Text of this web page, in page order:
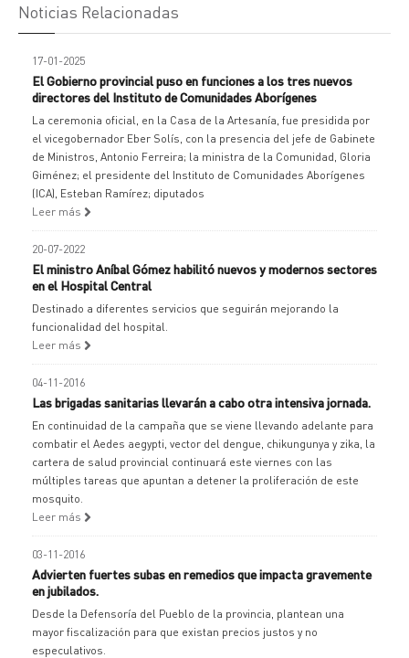
Noticias Relacionadas
17-01-2025
El Gobierno provincial puso en funciones a los tres nuevos
directores del Instituto de Comunidades Aborígenes
La ceremonia oficial, en la Casa de la Artesanía, fue presidida por
el vicegobernador Eber Solís, con la presencia del jefe de Gabinete
de Ministros, Antonio Ferreira; la ministra de la Comunidad, Gloria
Giménez; el presidente del Instituto de Comunidades Aborígenes
(ICA), Esteban Ramírez; diputados
Leer más
20-07-2022
El ministro Aníbal Gómez habilitó nuevos y modernos sectores
en el Hospital Central
Destinado a diferentes servicios que seguirán mejorando la
funcionalidad del hospital.
Leer más
04-11-2016
Las brigadas sanitarias llevarán a cabo otra intensiva jornada.
En continuidad de la campaña que se viene llevando adelante para
combatir el Aedes aegypti, vector del dengue, chikungunya y zika, la
cartera de salud provincial continuará este viernes con las
múltiples tareas que apuntan a detener la proliferación de este
mosquito.
Leer más
03-11-2016
Advierten fuertes subas en remedios que impacta gravemente
en jubilados.
Desde la Defensoría del Pueblo de la provincia, plantean una
mayor fiscalización para que existan precios justos y no
especulativos.